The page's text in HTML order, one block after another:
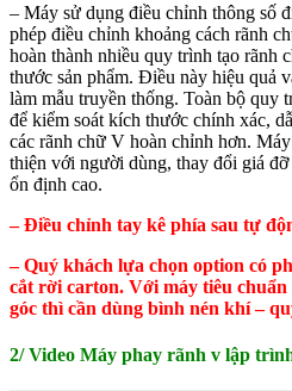
– Máy sử dụng điều chỉnh thông số
phép điều chỉnh khoảng cách rãnh
hoàn thành nhiều quy trình tạo rãnh
thước sản phẩm. Điều này hiệu quả
làm mẫu truyền thống. Toàn bộ quy
để kiểm soát kích thước chính xác,
các rãnh chữ V hoàn chỉnh hơn.
thiện với người dùng, thay đổi giá
ổn định cao.
– Điều chỉnh tay kê phía sau tự
– Quý khách lựa chọn option có
cắt rời carton. Với máy tiêu
góc thì cần dùng bình nén khí –
2/ Video Máy phay rãnh v lập